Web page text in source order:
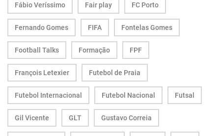
Fábio Veríssimo Fair play FC Porto
Fernando Gomes FIFA Fontelas Gomes
Football Talks Formação FPF
François Letexier Futebol de Praia
Futebol Internacional Futebol Nacional Futsal
Gil Vicente GLT Gustavo Correia